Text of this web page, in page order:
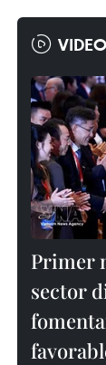
Primer
sector